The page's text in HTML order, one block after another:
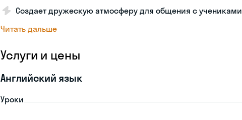
Создает дружескую атмосферу для общения с учениками
Читать дальше
Услуги и цены
Английский язык
Уроки